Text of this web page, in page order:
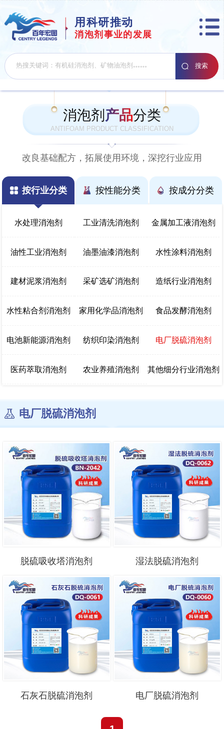
用科研推动
消泡剂事业的发展
消泡剂 产品分类
ANTIFOAM PRODUCT CLASSIFICATION
改良基础配方，拓展使用环境，深挖行业应用
按行业分类
水处理消泡剂 工业清洗消泡剂 金属加工液消泡剂
油性工业消泡剂 油墨油漆消泡剂 水性涂料消泡剂
建材泥浆消泡剂 采矿选矿消泡剂 造纸行业消泡剂
水性粘合剂消泡剂 家用化学品消泡剂 食品发酵消泡剂
电池新能源消泡剂 纺织印染消泡剂 电厂脱硫消泡剂
医药萃取消泡剂 农业养殖消泡剂 其他细分行业消泡剂
按性能分类 按成分分类
电厂脱硫消泡剂
脱硫吸收塔消泡剂 湿法脱硫消泡剂
石灰石脱硫消泡剂 电厂脱硫消泡剂